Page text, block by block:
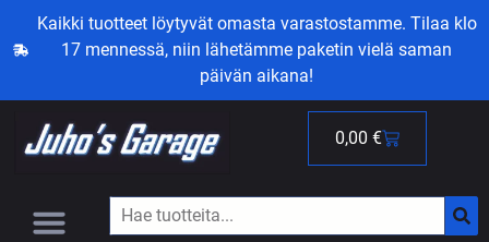
Kaikki tuotteet löytyvät omasta varastostamme. Tilaa klo
17 mennessä, niin lähetämme paketin vielä saman
päivän aikana!
0,00 €